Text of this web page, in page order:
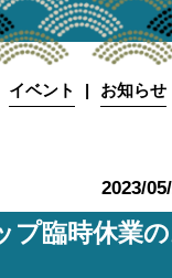
イベント お知らせ
プ臨時休業
2023/